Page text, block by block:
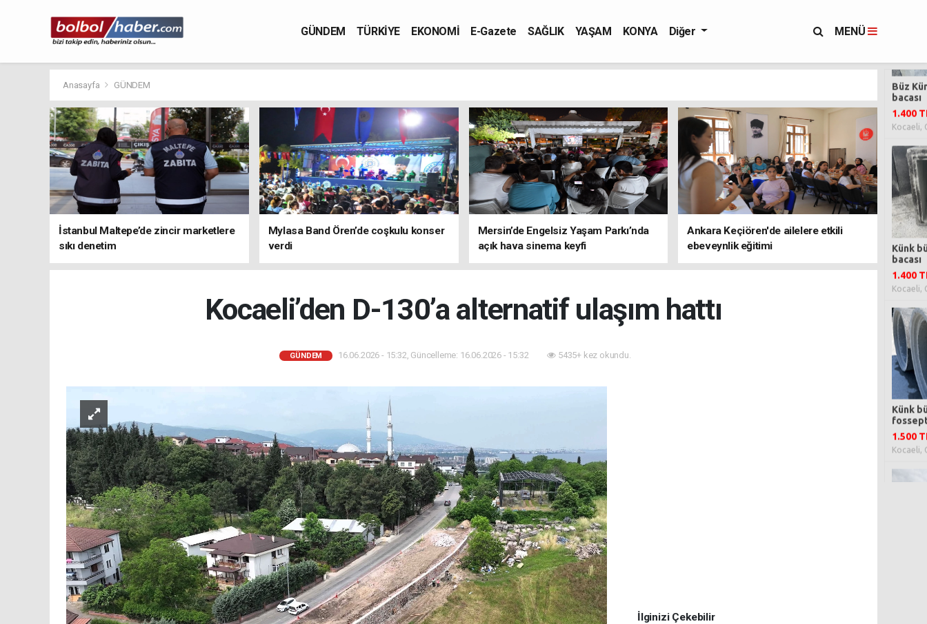
GÜNDEM TÜRKİYE EKONOMİ E-Gazete SAĞLIK YAŞAM KONYA Diğer MENÜ
Anasayfa GÜNDEM
İstanbul Maltepe’de zincir marketlere
sıkı denetim
Mylasa Band Ören’de coşkulu konser
verdi
Mersin’de Engelsiz Yaşam Parkı’nda
açık hava sinema keyfi
Ankara Keçiören'de ailelere etkili
ebeveynlik eğitimi
Kocaeli’den D-130’a alternatif ulaşım hattı
GÜNDEM 16.06.2026 - 15:32, Güncelleme: 16.06.2026 - 15:32 5435+ kez okundu.
İlginizi Çekebilir